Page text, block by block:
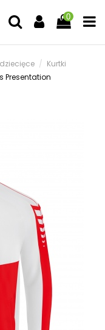
0
Kurtki
Presentation